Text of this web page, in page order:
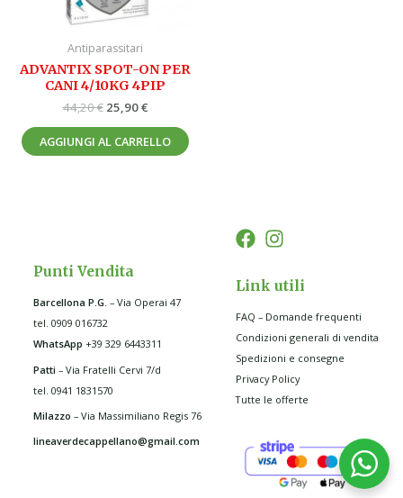
Antiparassitari
ADVANTIX SPOT-ON PER
CANI 4/10KG 4PIP
44,20€ 25,90€
AGGIUNGI AL CARRELLO
Punti Vendita
Barcellona P.G. – Via Operai 47
tel. 0909 016732
WhatsApp +39 329 6443311
Patti – Via Fratelli Cervi 7/d
tel. 0941 1831570
Milazzo– Via Massimiliano Regis 76
lineaverdecappellano@gmail.com
Link utili
FAQ – Domande frequenti
Condizioni generali di vendita
Spedizioni e consegne
Privacy Policy
Tutte le offerte